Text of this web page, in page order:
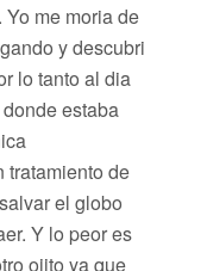
me moria de
y descubri
lo tanto al dia
estaba
tratamiento de
el globo
Y lo peor es
ojito ya que